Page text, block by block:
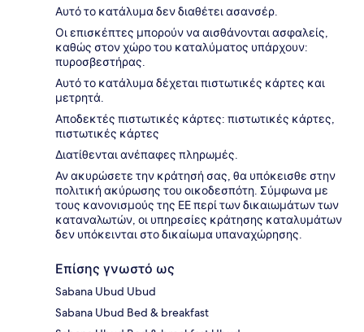
Αυτό το κατάλυμα δεν διαθέτει ασανσέρ.
Οι επισκέπτες μπορούν να αισθάνονται ασφαλείς,
καθώς στον χώρο του καταλύματος υπάρχουν:
πυροσβεστήρας.
Αυτό το κατάλυμα δέχεται πιστωτικές κάρτες και
μετρητά.
Αποδεκτές πιστωτικές κάρτες: πιστωτικές κάρτες,
πιστωτικές κάρτες
Διατίθενται ανέπαφες πληρωμές.
Αν ακυρώσετε την κράτησή σας, θα υπόκεισθε στην
πολιτική ακύρωσης του οικοδεσπότη. Σύμφωνα με
τους κανονισμούς της ΕΕ περί των δικαιωμάτων των
καταναλωτών, οι υπηρεσίες κράτησης καταλυμάτων
δεν υπόκεινται στο δικαίωμα υπαναχώρησης.
Επίσης γνωστό ως
Sabana Ubud Ubud
Sabana Ubud Bed & breakfast